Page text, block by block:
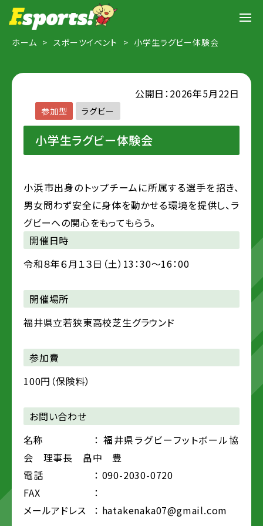
ホーム スポーツイベント 小学生ラグビー体験会
公開日：2026年5月22日
参加型 ラグビー
小学生ラグビー体験会
小浜市出身のトップチームに所属する選手を招き、
男女問わず安全に身体を動かせる環境を提供し、ラ
グビーへの関心をもってもらう。
開催日時
令和８年６月１３日（土）13：30～16：00
開催場所
福井県立若狭東高校芝生グラウンド
参加費
100円（保険料）
お問い合わせ
名称
： 福井県ラグビーフットボール協
会 理事長 畠中 豊
電話
： 090-2030-0720
FAX
：
メールアドレス
： hatakenaka07@gmail.com